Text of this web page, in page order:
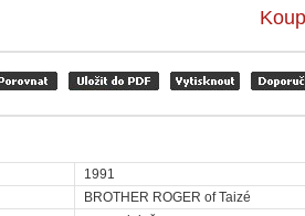
1991
BROTHER ROGER of Taizé